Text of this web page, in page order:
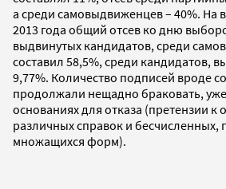
а среди самовыдвиженцев – 40%. На
2013 года общий отсев ко дню
выдвинутых кандидатов, среди
составил 58,5%, среди кандидатов,
9,77%. Количество подписей вроде
продолжали нещадно браковать,
основаниях для отказа (претензии
различных справок и бесчисленных,
множащихся форм).